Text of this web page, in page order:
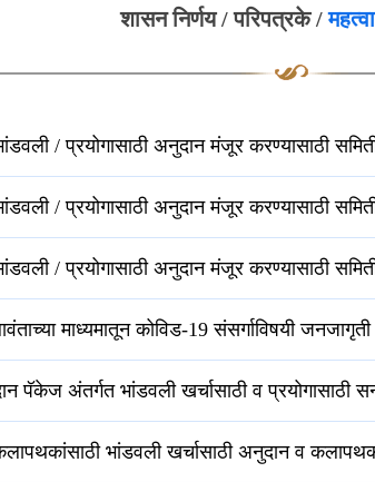
शासन निर्णय / परिपत्रके /
/ प्रयोगासाठी अनुदान मंजूर करण्यासाठी
/ प्रयोगासाठी अनुदान मंजूर करण्यासाठी
/ प्रयोगासाठी अनुदान मंजूर करण्यासाठी
माध्यमातून कोविड-19 संसर्गाविषयी
पॅकेज अंतर्गत भांडवली खर्चासाठी व
भांडवली खर्चासाठी अनुदान व